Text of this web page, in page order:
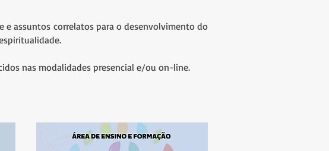
assuntos correlatos para o desenvolvimento do
nas modalidades presencial e/ou on-line.